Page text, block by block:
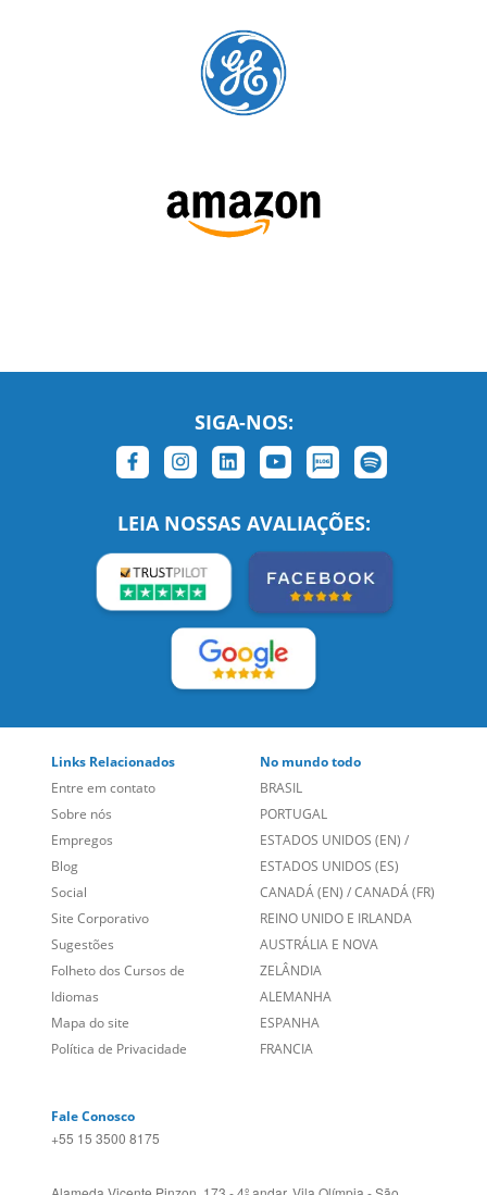
SIGA-NOS:
LEIA NOSSAS AVALIAÇÕES:
Links Relacionados
Entre em contato
Sobre nós
Empregos
Blog
Social
Site Corporativo
Sugestões
Folheto dos Cursos de
Idiomas
Mapa do site
Política de Privacidade
No mundo todo
BRASIL
PORTUGAL
ESTADOS UNIDOS (EN) /
ESTADOS UNIDOS (ES)
CANADÁ (EN) /CANADÁ (FR)
REINO UNIDO E IRLANDA
AUSTRÁLIA E NOVA
ZELÂNDIA
ALEMANHA
ESPANHA
FRANCIA
Fale Conosco
+55 15 3500 8175